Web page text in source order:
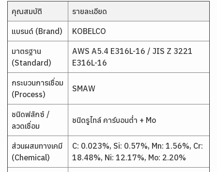
คุณสมบัติ รายละเอียด
แบรนด์ (Brand) KOBELCO
มาตรฐาน
(Standard)
AWS A5.4 E316L-16 / JIS Z 3221
E316L-16
กระบวนการเชื่อม
(Process)
SMAW
ชนิดฟลักซ์ /
ลวดเชื่อม
ชนิดรูไทล์ คาร์บอนต่ำ + Mo
ส่วนผสมทางเคมี
(Chemical)
C: 0.023%, Si: 0.57%, Mn: 1.56%, Cr:
18.48%, Ni: 12.17%, Mo: 2.20%